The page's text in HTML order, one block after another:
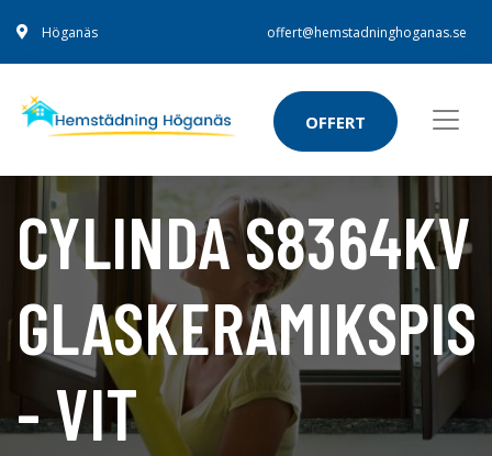
Höganäs offert@hemstadninghoganas.se
OFFERT
CYLINDA S8364KV
GLASKERAMIKSPIS
- VIT